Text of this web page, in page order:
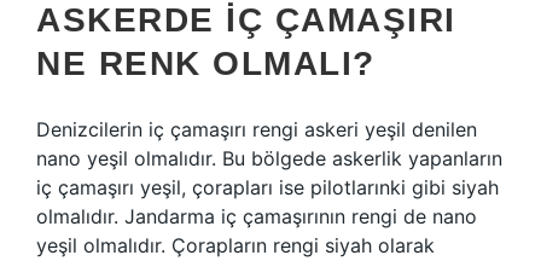
ASKERDE IÇ ÇAMAŞIRI
NE RENK OLMALI?
Denizcilerin iç çamaşırı rengi askeri yeşil denilen
nano yeşil olmalıdır. Bu bölgede askerlik yapanların
iç çamaşırı yeşil, çorapları ise pilotlarınki gibi siyah
olmalıdır. Jandarma iç çamaşırının rengi de nano
yeşil olmalıdır. Çorapların rengi siyah olarak